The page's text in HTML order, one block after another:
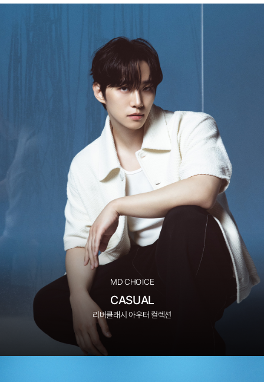
MD CHOICE
CASUAL
리버클래시 아우터 컬렉션